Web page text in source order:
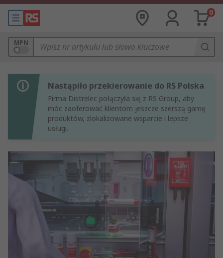
0
MPN
Nastąpiło przekierowanie do RS Polska
Firma Distrelec połączyła się z RS Group, aby
móc zaoferować klientom jeszcze szerszą gamę
produktów, zlokalizowane wsparcie i lepsze
usługi.